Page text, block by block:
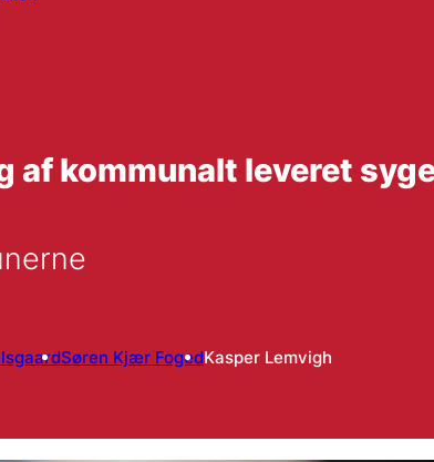
af kommunalt leveret
Søren Kjær FogedKasper Lemvigh